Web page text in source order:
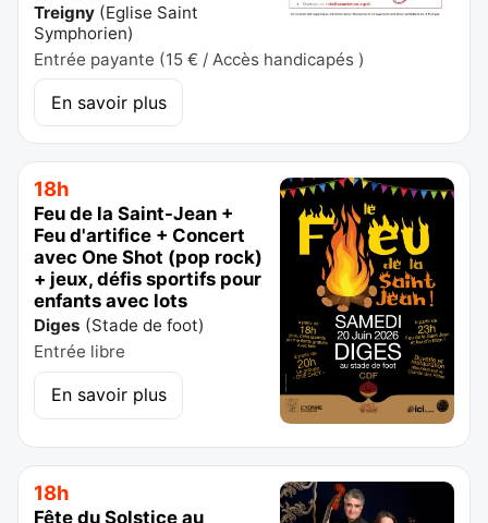
Treigny (Eglise Saint
Symphorien)
Entrée payante (15 € / Accès handicapés )
En savoir plus
18h
Feu de la Saint-Jean +
Feu d'artifice + Concert
avec One Shot (pop rock)
+ jeux, défis sportifs pour
enfants avec lots
Diges (Stade de foot)
Entrée libre
En savoir plus
18h
Fête du Solstice au